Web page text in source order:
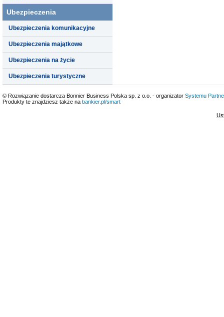
Ubezpieczenia
Ubezpieczenia komunikacyjne
Ubezpieczenia majątkowe
Ubezpieczenia na życie
Ubezpieczenia turystyczne
© Rozwiązanie dostarcza Bonnier Business Polska sp. z o.o. - organizator Systemu
Produkty te znajdziesz także na bankier.pl/smart